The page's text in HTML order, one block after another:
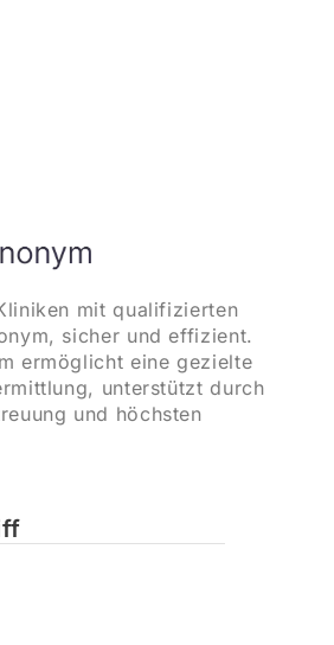
mit qualifizierten
sicher und effizient.
ermöglicht eine gezielte
unterstützt durch
und höchsten